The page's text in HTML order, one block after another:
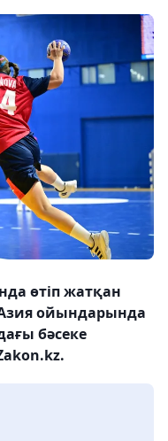
өтіп жатқан
ойындарында
бәсеке